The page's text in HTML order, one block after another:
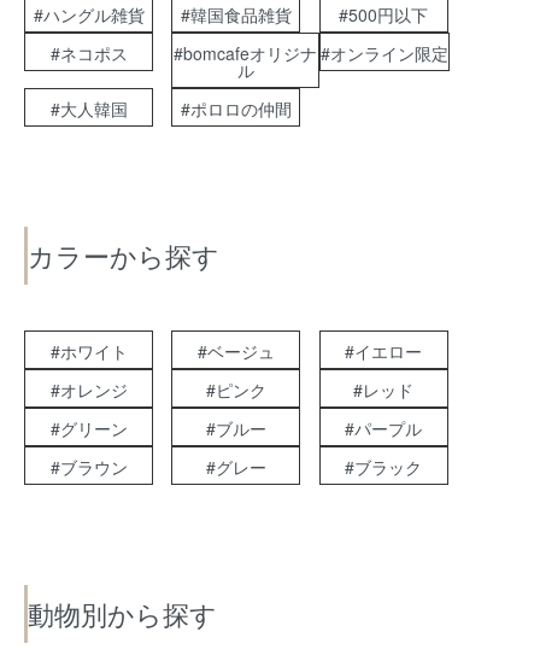
#ハングル雑貨
#韓国食品雑貨
#500円以下
#ネコポス
#bomcafeオリジナ
ル
#オンライン限定
#大人韓国 #ポロロの仲間
カラーから探す
#ホワイト #ベージュ
#イエロー
#オレンジ
#ピンク
#レッド
#グリーン
#ブルー
#パープル
#ブラウン
#グレー #ブラック
動物別から探す